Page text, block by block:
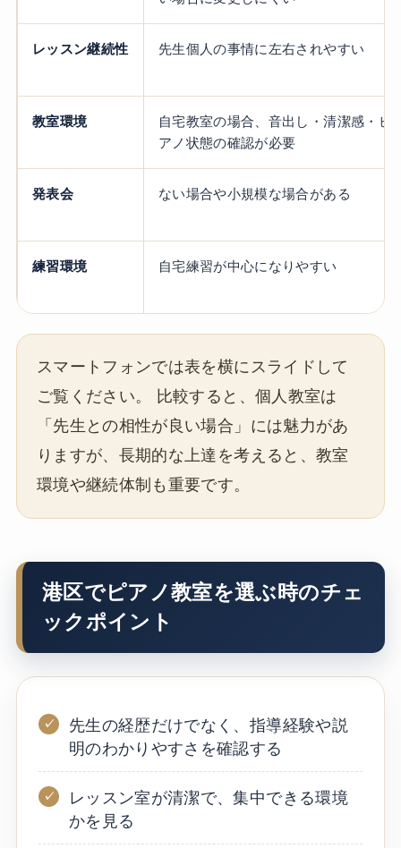
レッスン継続性 先生個人の事情に左右されやすい
教室環境
自宅教室の場合、音出し・清潔感・ピ
アノ状態の確認が必要
発表会 ない場合や小規模な場合がある
練習環境 自宅練習が中心になりやすい
スマートフォンでは表を横にスライドして
ご覧ください。 比較すると、個人教室は
「先生との相性が良い場合」には魅力があ
りますが、長期的な上達を考えると、教室
環境や継続体制も重要です。
港区でピアノ教室を選ぶ時のチェ
ックポイント
先生の経歴だけでなく、指導経験や説
明のわかりやすさを確認する
レッスン室が清潔で、集中できる環境
かを見る